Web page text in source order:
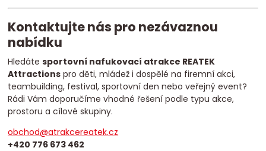
Kontaktujte nás pro nezávaznou
nabídku
Hledátesportovní nafukovací atrakce REATEK
Attractions pro děti, mládež i dospělé na firemní akci,
teambuilding, festival, sportovní den nebo veřejný event?
Rádi Vám doporučíme vhodné řešení podle typu akce,
prostoru a cílové skupiny.
obchod@atrakcereatek.cz
+420 776 673 462